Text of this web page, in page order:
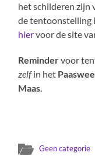
het schilderen zijn
de tentoonstelling
hiervoor de site
Remindervoor
zelfin het
Maas.
Geen categorie